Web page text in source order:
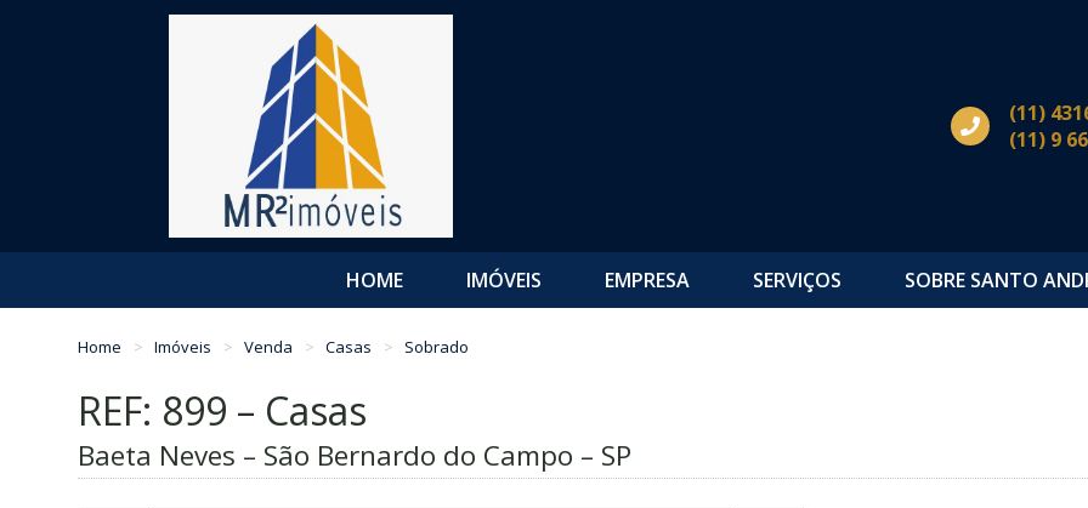
(11)
(11) 9
HOME IMÓVEIS EMPRESA SERVIÇOS SOBRE SANTO
Home Imóveis Venda Casas Sobrado
REF: 899 – Casas
Baeta Neves – São Bernardo do Campo – SP